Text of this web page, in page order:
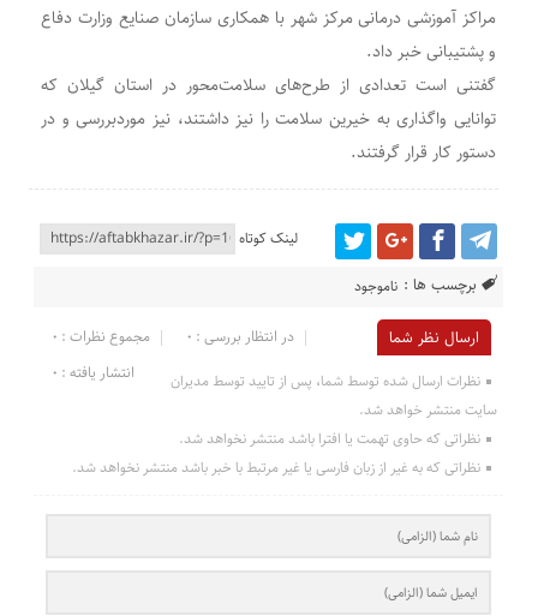
مراکز آموزشی درمانی مرکز شهر با همکاری سازمان صنایع وزارت دفاع
و پشتیبانی خبر داد.
گفتنی است تعدادی از طرح‌های سلامت‌محور در استان گیلان که
توانایی واگذاری به خیرین سلامت را نیز داشتند، نیز موردبررسی و در
دستور کار قرار گرفتند.
لینک کوتاه
برچسب ها : ناموجود
ارسال نظر شما مجموع نظرات : 0
در انتظار بررسی : 0
انتشار یافته : 0
نظرات ارسال شده توسط شما، پس از تایید توسط مدیران
سایت منتشر خواهد شد.
نظراتی که حاوی تهمت یا افترا باشد منتشر نخواهد شد.
نظراتی که به غیر از زبان فارسی یا غیر مرتبط با خبر باشد منتشر نخواهد شد.